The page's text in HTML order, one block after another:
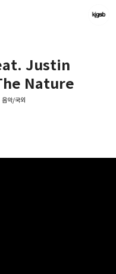
Justin
Nature
음악/국외